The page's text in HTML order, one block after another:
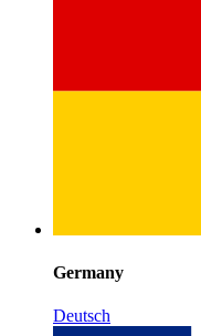
Germany
Deutsch